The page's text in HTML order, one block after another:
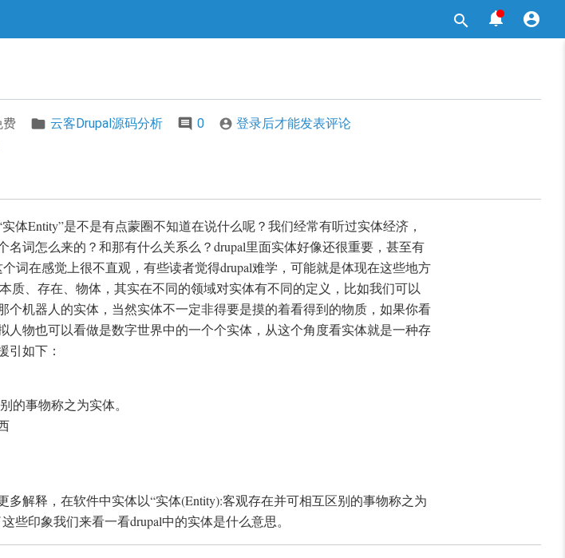



费 云客Drupal源码分析 0  登录后才能发表评论
体Entity”是不是有点蒙圈不知道在说什么呢？我们经常有听过实体经济，
名词怎么来的？和那有什么关系么？drupal里面实体好像还很重要，甚至有
词在感觉上很不直观，有些读者觉得drupal难学，可能就是体现在这些地方
质、存在、物体，其实在不同的领域对实体有不同的定义，比如我们可以
个机器人的实体，当然实体不一定非得要是摸的着看得到的物质，如果你看
人物也可以看做是数字世界中的一个个实体，从这个角度看实体就是一种存
引如下：
的事物称之为实体。
多解释，在软件中实体以“实体(Entity):客观存在并可相互区别的事物称之为
些印象我们来看一看drupal中的实体是什么意思。